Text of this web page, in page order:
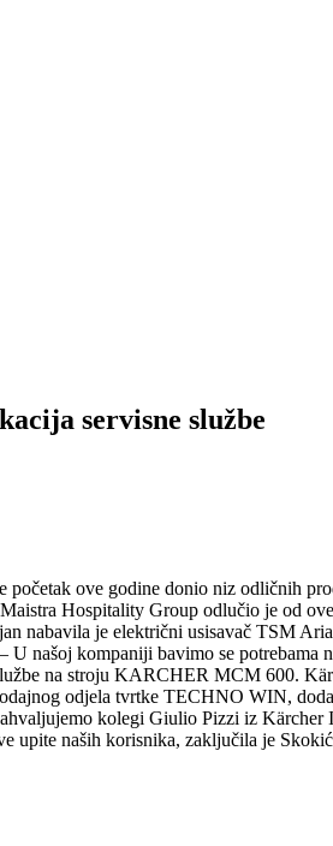
servisne službe
ove godine donio niz odličnih
Hospitality Group odlučio je od
nabavila je električni usisavač TSM
našoj kompaniji bavimo se potrebama
na stroju KARCHER MCM 600.
odjela tvrtke TECHNO WIN,
kolegi Giulio Pizzi iz
upite naših korisnika, zaključila je